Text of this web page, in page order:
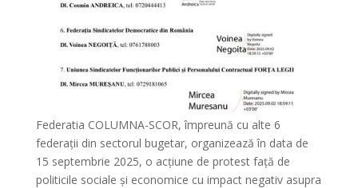
Federatia COLUMNA-SCOR, împreună cu alte 6
federații din sectorul bugetar, organizează în data de
15 septembrie 2025, o acțiune de protest față de
politicile sociale și economice cu impact negativ asupra